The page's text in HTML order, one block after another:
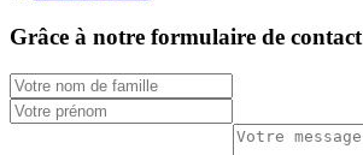
Grâce à notre formulaire de contact